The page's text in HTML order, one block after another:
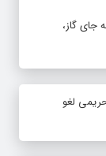
جای گاز،
لغو